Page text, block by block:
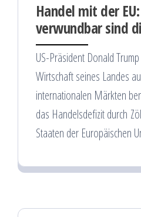
Handel mit der
verwundbar sind
US-Präsident Donald
Wirtschaft seines Landes
internationalen Märkten
das Handelsdefizit durch
Staaten der Europäischen